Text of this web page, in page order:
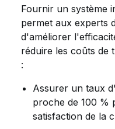
Fournir un système
permet aux experts
d'améliorer
réduire les coûts de
:
Assurer un taux
proche de 100 %
satisfaction de la